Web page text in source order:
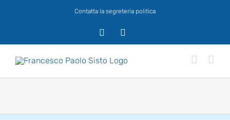
Contatta la segreteria politica